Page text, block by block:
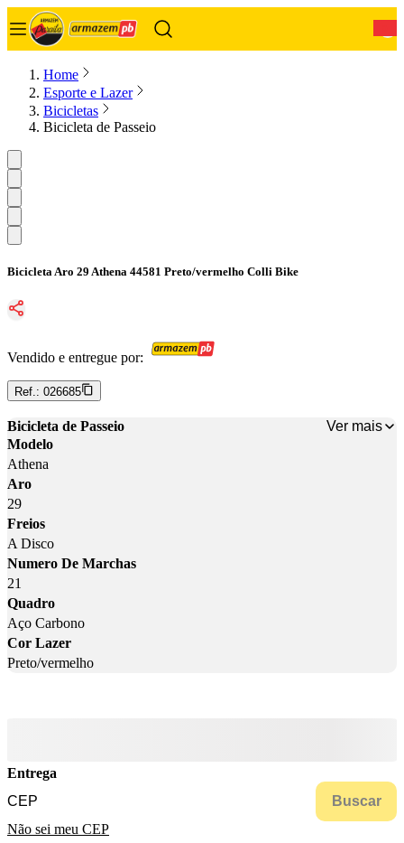
Home
Esporte e Lazer
Bicicletas
Bicicleta de Passeio
Bicicleta Aro 29 Athena 44581 Preto/vermelho Colli Bike
Vendido e entregue por:
Ref.: 026685
Bicicleta de Passeio
Ver mais
Modelo
Athena
Aro
29
Freios
A Disco
Numero De Marchas
21
Quadro
Aço Carbono
Cor Lazer
Preto/vermelho
Entrega
Buscar
Não sei meu CEP